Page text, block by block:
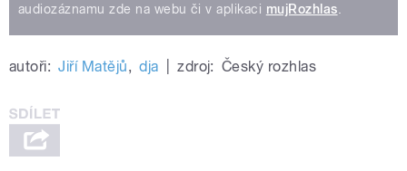
audiozáznamu zde na webu či v aplikaci mujRozhlas
autoři: Jiří Matějů, dja zdroj: Český rozhlas